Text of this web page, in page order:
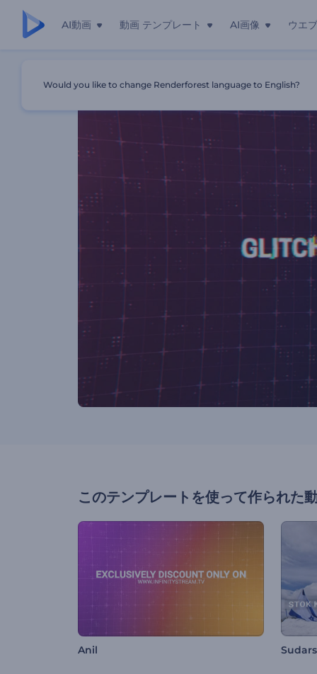
AI動画 動画 テンプレート AI画像 ウエ
このテンプレートを使って作られた
Anil
Would you like to change Renderforest language to English?